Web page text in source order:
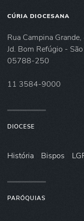
CÚRIA DIOCESANA
Rua Campina
Jd. Bom Refúgio -
05788-250
11 3584-9000
DIOCESE
História Bispos
PARÓQUIAS